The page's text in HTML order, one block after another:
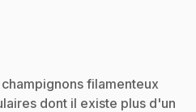
filamenteux
dont il existe plus d'un